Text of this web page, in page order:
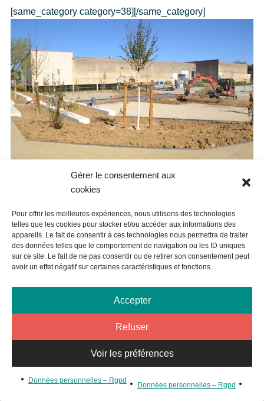
Gérer le consentement aux
cookies
Pour offrir les meilleures expériences, nous utilisons des technologies
telles que les cookies pour stocker et/ou accéder aux informations des
appareils. Le fait de consentir à ces technologies nous permettra de traiter
des données telles que le comportement de navigation ou les ID uniques
sur ce site. Le fait de ne pas consentir ou de retirer son consentement peut
avoir un effet négatif sur certaines caractéristiques et fonctions.
Accepter
Refuser
Voir les préférences
Données personnelles – Rgpd
Données personnelles – Rgpd
[same_category category=38][/same_category]
ARTICLE PRÉCÉDENT
TRAVAUX EN VILLE – AMÉNAGEMENT DES
ABORDS DE L’ÉCOLE CHAZE